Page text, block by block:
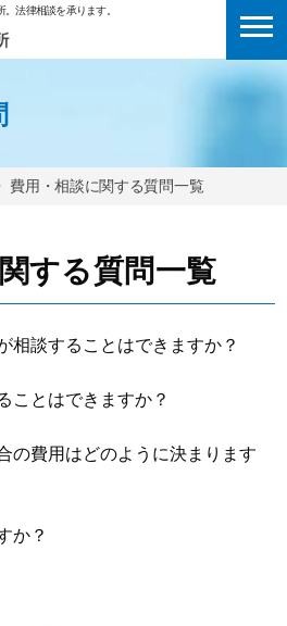
法律相談を承ります。
費用・相談に関する質問一覧
する質問一覧
相談することはできますか？
ことはできますか？
の費用はどのように決まります
か？